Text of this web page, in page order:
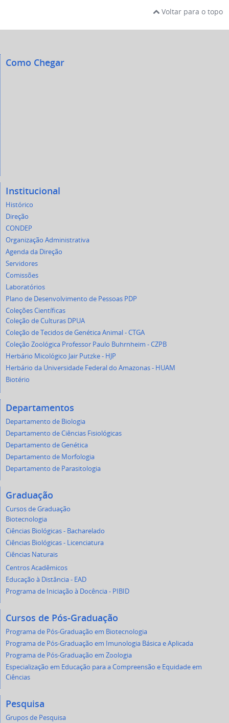
Voltar para o topo
Como Chegar
Institucional
Histórico
Direção
CONDEP
Organização Administrativa
Agenda da Direção
Servidores
Comissões
Laboratórios
Plano de Desenvolvimento de Pessoas PDP
Coleções Científicas
Coleção de Culturas DPUA
Coleção de Tecidos de Genética Animal - CTGA
Coleção Zoológica Professor Paulo Buhrnheim - CZPB
Herbário Micológico Jair Putzke - HJP
Herbário da Universidade Federal do Amazonas - HUAM
Biotério
Departamentos
Departamento de Biologia
Departamento de Ciências Fisiológicas
Departamento de Genética
Departamento de Morfologia
Departamento de Parasitologia
Graduação
Cursos de Graduação
Biotecnologia
Ciências Biológicas - Bacharelado
Ciências Biológicas - Licenciatura
Ciências Naturais
Centros Acadêmicos
Educação à Distância - EAD
Programa de Iniciação à Docência - PIBID
Cursos de Pós-Graduação
Programa de Pós-Graduação em Biotecnologia
Programa de Pós-Graduação em Imunologia Básica e Aplicada
Programa de Pós-Graduação em Zoologia
Especialização em Educação para a Compreensão e Equidade em
Ciências
Pesquisa
Grupos de Pesquisa